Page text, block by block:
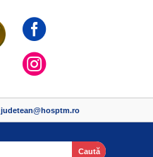


judetean@hosptm.ro